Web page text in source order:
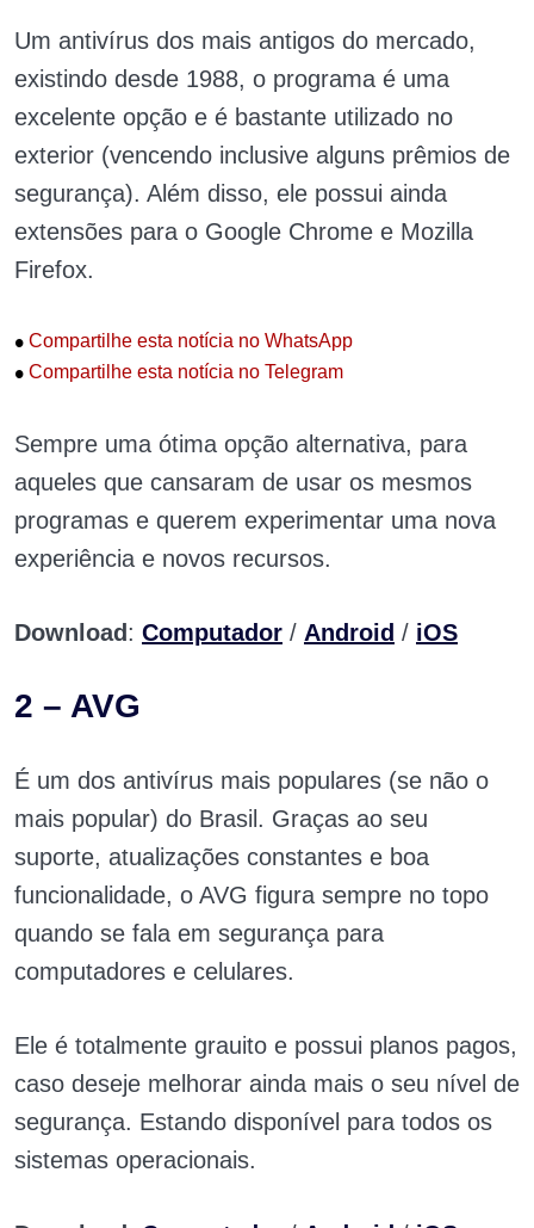
Um antivírus dos mais antigos do mercado,
existindo desde 1988, o programa é uma
excelente opção e é bastante utilizado no
exterior (vencendo inclusive alguns prêmios de
segurança). Além disso, ele possui ainda
extensões para o Google Chrome e Mozilla
Firefox.
• Compartilhe esta notícia no WhatsApp
• Compartilhe esta notícia no Telegram
Sempre uma ótima opção alternativa, para
aqueles que cansaram de usar os mesmos
programas e querem experimentar uma nova
experiência e novos recursos.
Download : Computador / Android / iOS
2 – AVG
É um dos antivírus mais populares (se não o
mais popular) do Brasil. Graças ao seu
suporte, atualizações constantes e boa
funcionalidade, o AVG figura sempre no topo
quando se fala em segurança para
computadores e celulares.
Ele é totalmente grauito e possui planos pagos,
caso deseje melhorar ainda mais o seu nível de
segurança. Estando disponível para todos os
sistemas operacionais.